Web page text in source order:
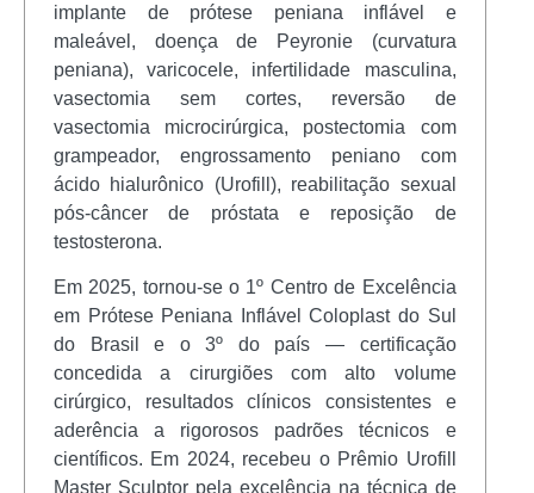
implante de prótese peniana inflável e
maleável, doença de Peyronie (curvatura
peniana), varicocele, infertilidade masculina,
vasectomia sem cortes, reversão de
vasectomia microcirúrgica, postectomia com
grampeador, engrossamento peniano com
ácido hialurônico (Urofill), reabilitação sexual
pós-câncer de próstata e reposição de
testosterona.
Em 2025, tornou-se o 1º Centro de Excelência
em Prótese Peniana Inflável Coloplast do Sul
do Brasil e o 3º do país — certificação
concedida a cirurgiões com alto volume
cirúrgico, resultados clínicos consistentes e
aderência a rigorosos padrões técnicos e
científicos. Em 2024, recebeu o Prêmio Urofill
Master Sculptor pela excelência na técnica de